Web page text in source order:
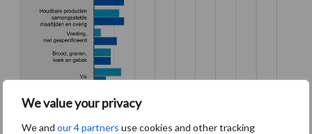
We value your privacy
We and our 4 partners use cookies and other tracking